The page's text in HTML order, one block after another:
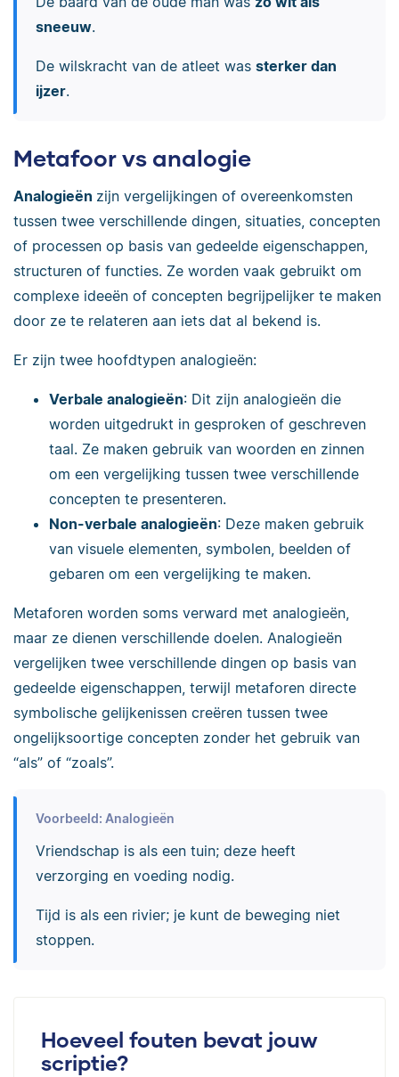
sneeuw.
De wilskracht van de atleet was sterker dan
ijzer.
Metafoor vs analogie
Analogieën zijn vergelijkingen of overeenkomsten
tussen twee verschillende dingen, situaties, concepten
of processen op basis van gedeelde eigenschappen,
structuren of functies. Ze worden vaak gebruikt om
complexe ideeën of concepten begrijpelijker te maken
door ze te relateren aan iets dat al bekend is.
Er zijn twee hoofdtypen analogieën:
Verbale analogieën: Dit zijn analogieën die
worden uitgedrukt in gesproken of geschreven
taal. Ze maken gebruik van woorden en zinnen
om een vergelijking tussen twee verschillende
concepten te presenteren.
Non-verbale analogieën: Deze maken gebruik
van visuele elementen, symbolen, beelden of
gebaren om een vergelijking te maken.
Metaforen worden soms verward met analogieën,
maar ze dienen verschillende doelen. Analogieën
vergelijken twee verschillende dingen op basis van
gedeelde eigenschappen, terwijl metaforen directe
symbolische gelijkenissen creëren tussen twee
ongelijksoortige concepten zonder het gebruik van
“als” of “zoals”.
Voorbeeld: Analogieën
Vriendschap is als een tuin; deze heeft
verzorging en voeding nodig.
Tijd is als een rivier; je kunt de beweging niet
stoppen.
Hoeveel fouten bevat jouw
scriptie?